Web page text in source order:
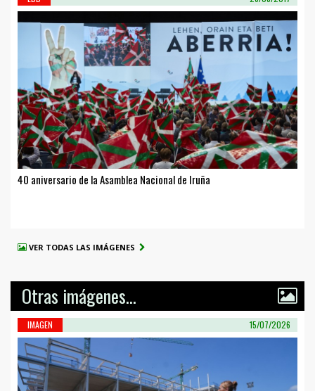
40 aniversario de la Asamblea Nacional de Iruña
VER TODAS LAS IMÁGENES
Otras imágenes...
IMAGEN 15/07/2026